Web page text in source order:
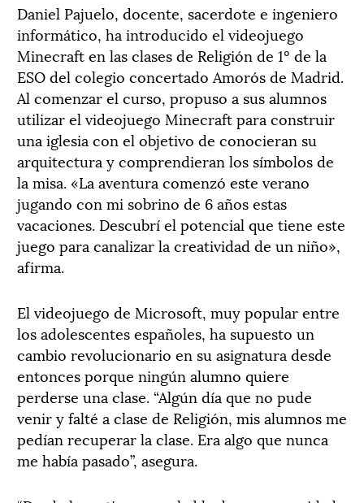
Daniel Pajuelo, docente, sacerdote e ingeniero
informático, ha introducido el videojuego
Minecraft en las clases de Religión de 1º de la
ESO del colegio concertado Amorós de Madrid.
Al comenzar el curso, propuso a sus alumnos
utilizar el videojuego Minecraft para construir
una iglesia con el objetivo de conocieran su
arquitectura y comprendieran los símbolos de
la misa. «La aventura comenzó este verano
jugando con mi sobrino de 6 años estas
vacaciones. Descubrí el potencial que tiene este
juego para canalizar la creatividad de un niño»,
afirma.
El videojuego de Microsoft, muy popular entre
los adolescentes españoles, ha supuesto un
cambio revolucionario en su asignatura desde
entonces porque ningún alumno quiere
perderse una clase. “Algún día que no pude
venir y falté a clase de Religión, mis alumnos me
pedían recuperar la clase. Era algo que nunca
me había pasado”, asegura.